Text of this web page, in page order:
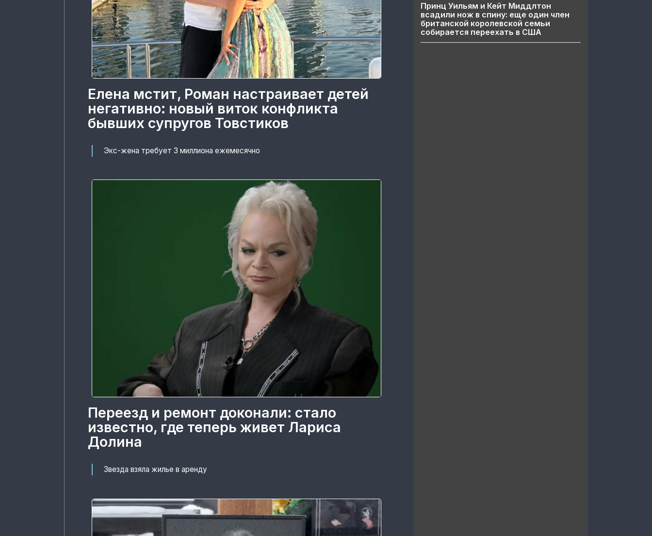
Елена мстит, Роман настраивает детей
негативно: новый виток конфликта
бывших супругов Товстиков
Экс-жена требует 3 миллиона ежемесячно
Переезд и ремонт доконали: стало
известно, где теперь живет Лариса
Долина
Звезда взяла жилье в аренду
Принц Уильям и Кейт Миддлтон
всадили нож в спину: еще один член
британской королевской семьи
собирается переехать в США